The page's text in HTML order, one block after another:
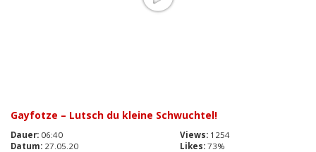
Gayfotze – Lutsch du kleine Schwuchtel!
Dauer: 06:40 Views: 1254
Datum: 27.05.20 Likes: 73%